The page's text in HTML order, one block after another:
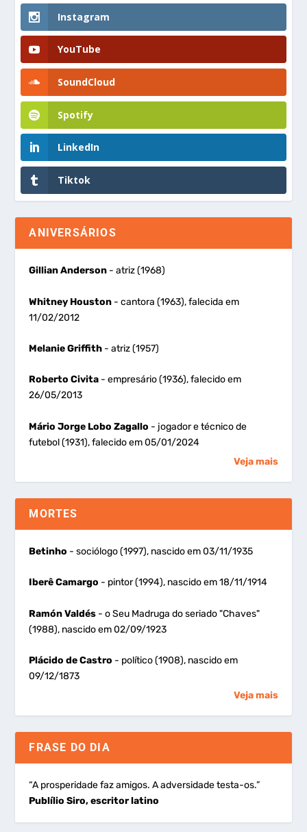
Instagram
YouTube
SoundCloud
Spotify
LinkedIn
Tiktok
ANIVERSÁRIOS
Gillian Anderson - atriz (1968)
Whitney Houston - cantora (1963), falecida em
11/02/2012
Melanie Griffith - atriz (1957)
Roberto Civita - empresário (1936), falecido em
26/05/2013
Mário Jorge Lobo Zagallo - jogador e técnico de
futebol (1931), falecido em 05/01/2024
Veja mais
MORTES
Betinho - sociólogo (1997), nascido em 03/11/1935
Iberê Camargo - pintor (1994), nascido em 18/11/1914
Ramón Valdés - o Seu Madruga do seriado "Chaves"
(1988), nascido em 02/09/1923
Plácido de Castro - político (1908), nascido em
09/12/1873
Veja mais
FRASE DO DIA
“A prosperidade faz amigos. A adversidade testa-os.”
Publílio Siro, escritor latino